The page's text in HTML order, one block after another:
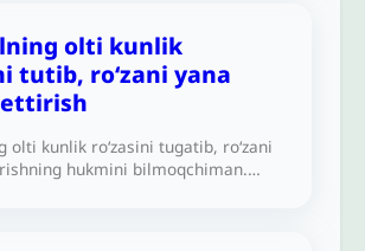
olti kunlik
tutib, ro‘zani yana
olti kunlik ro‘zasini tugatib, ro‘zani
hukmini bilmoqchiman.